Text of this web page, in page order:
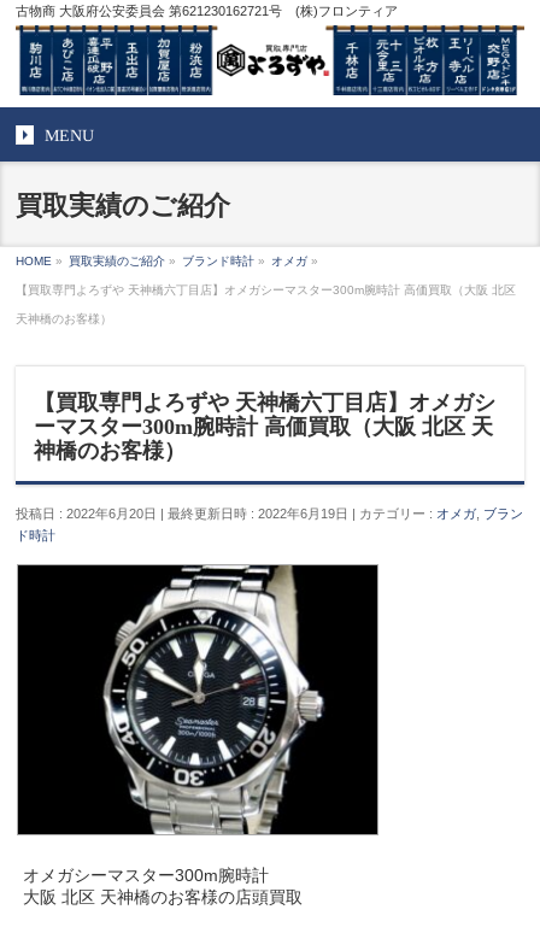
古物商 大阪府公安委員会 第621230162721号 (株)フロンティア
MENU
買取実績のご紹介
HOME » 買取実績のご紹介 » ブランド時計 » オメガ »
【買取専門よろずや 天神橋六丁目店】オメガシーマスター300m腕時計 高価買取（大阪 北区
天神橋のお客様）
【買取専門よろずや 天神橋六丁目店】オメガシ
ーマスター300m腕時計 高価買取（大阪 北区 天
神橋のお客様）
投稿日 : 2022年6月20日 最終更新日時 : 2022年6月19日 カテゴリー : オメガ ブラン
ド時計
オメガシーマスター300m腕時計
大阪 北区 天神橋のお客様の店頭買取